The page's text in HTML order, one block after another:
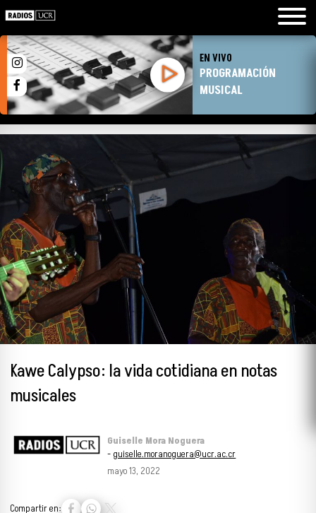
EN VIVO
PROGRAMACIÓN
MUSICAL
Kawe Calypso: la vida cotidiana en notas
musicales
Guiselle Mora Noguera
- guiselle.moranoguera@ucr.ac.cr
mayo 13, 2022
Compartir en: